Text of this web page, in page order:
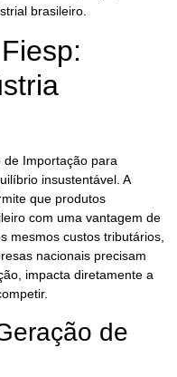
brasileiro.
Importação para
insustentável. A
que produtos
com uma vantagem de
mesmos custos tributários,
nacionais precisam
impacta diretamente a
de